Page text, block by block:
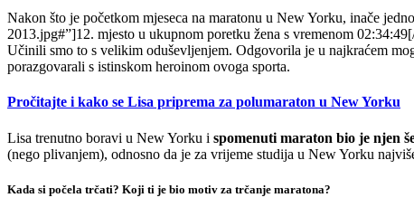
Nakon što je početkom mjeseca na maratonu u New Yorku, inače
2013.jpg#”]12. mjesto u ukupnom poretku žena s vremenom
Učinili smo to s velikim oduševljenjem. Odgovorila je u najkraćem
porazgovarali s istinskom heroinom ovoga sporta.
Pročitajte i kako se Lisa priprema za polumaraton u New Yorku
Lisa trenutno boravi u New Yorku i spomenuti maraton bio je njen
(nego plivanjem), odnosno da je za vrijeme studija u New Yorku
Kada si počela trčati? Koji ti je bio motiv za trčanje maratona?